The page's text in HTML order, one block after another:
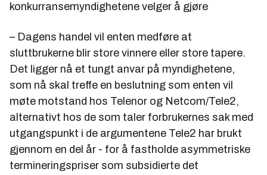
konkurransemyndighetene velger å gjøre
– Dagens handel vil enten medføre at
sluttbrukerne blir store vinnere eller store tapere.
Det ligger nå et tungt anvar på myndighetene,
som nå skal treffe en beslutning som enten vil
møte motstand hos Telenor og Netcom/Tele2,
alternativt hos de som taler forbrukernes sak med
utgangspunkt i de argumentene Tele2 har brukt
gjennom en del år - for å fastholde asymmetriske
termineringspriser som subsidierte det